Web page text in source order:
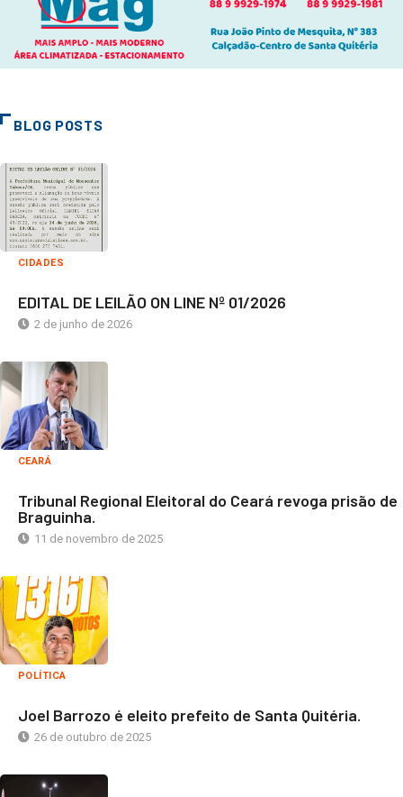
BLOG POSTS
CIDADES
EDITAL DE LEILÃO ON LINE Nº 01/2026
2 de junho de 2026
CEARÁ
Tribunal Regional Eleitoral do Ceará revoga prisão de
Braguinha.
11 de novembro de 2025
POLÍTICA
Joel Barrozo é eleito prefeito de Santa Quitéria.
26 de outubro de 2025